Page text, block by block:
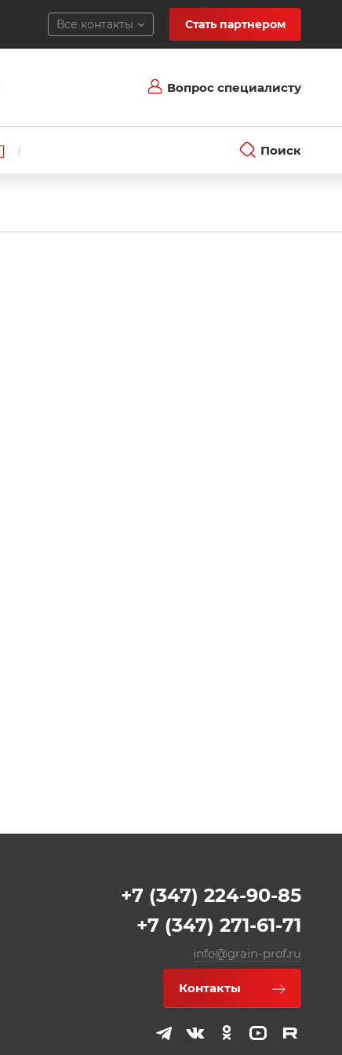
Все контакты Стать партнером
Вопрос специалисту
Поиск
+7 (347) 224-90-85
+7 (347) 271-61-71
info@grain-prof.ru
Контакты